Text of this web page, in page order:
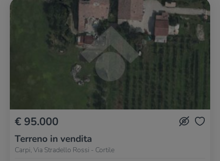
€ 95.000
Terreno in vendita
Carpi, Via Stradello Rossi - Cortile